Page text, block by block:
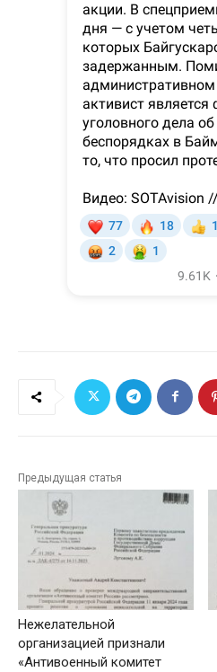
Предыдущая статья
Нежелательной
организацией признали
«Антивоенный комитет